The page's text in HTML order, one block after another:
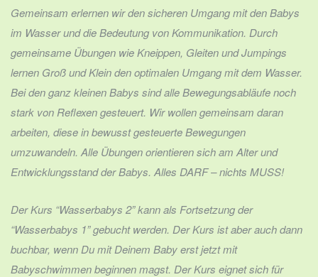
Gemeinsam erlernen wir den sicheren Umgang mit den Babys
im Wasser und die Bedeutung von Kommunikation. Durch
gemeinsame Übungen wie Kneippen, Gleiten und Jumpings
lernen Groß und Klein den optimalen Umgang mit dem Wasser.
Bei den ganz kleinen Babys sind alle Bewegungsabläufe noch
stark von Reflexen gesteuert. Wir wollen gemeinsam daran
arbeiten, diese in bewusst gesteuerte Bewegungen
umzuwandeln. Alle Übungen orientieren sich am Alter und
Entwicklungsstand der Babys. Alles DARF – nichts MUSS!
Der Kurs “Wasserbabys 2” kann als Fortsetzung der
“Wasserbabys 1” gebucht werden. Der Kurs ist aber auch dann
buchbar, wenn Du mit Deinem Baby erst jetzt mit
Babyschwimmen beginnen magst. Der Kurs eignet sich für